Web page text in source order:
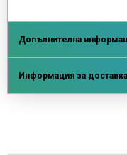
Допълнителна
Информация за доставка